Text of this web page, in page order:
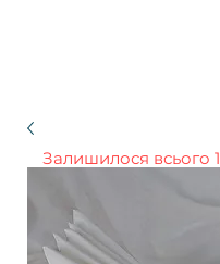
Залишилося всього 1